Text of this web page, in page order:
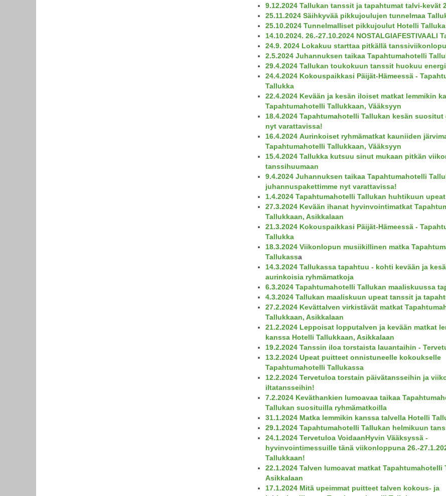
9.12.2024 Tallukan tanssit ja tapahtumat talvi-kevät
25.11.2024 Säihkyvää pikkujoulujen tunnelmaa
25.10.2024 Tunnelmalliset pikkujoulut Hotelli
14.10.2024.26.-27.10.2024 NOSTALGIAFESTIVAALI
24.9. 2024 Lokakuu starttaa pitkällä
2.5.2024 Juhannuksen taikaa Tapahtumahotelli
29.4.2024 Tallukan toukokuun tanssit huokuu
24.4.2024 Kokouspaikkasi Päijät-Hämeessä -
Tallukka
22.4.2024 Kevään ja kesän iloiset matkat lemmikin
Tapahtumahotelli Tallukkaan, Vääksyyn
18.4.2024 Tapahtumahotelli Tallukan kesän
nyt varattavissa!
16.4.2024 Aurinkoiset ryhmämatkat kauniiden
Tapahtumahotelli Tallukkaan, Vääksyyn
15.4.2024 Tallukka kutsuu sinut mukaan pitkän
tanssihuumaan
9.4.2024 Juhannuksen taikaa Tapahtumahotelli
juhannuspakettimme nyt varattavissa!
1.4.2024 Tapahtumahotelli Tallukan huhtikuun
27.3.2024 Kevään ihanat hyvinvointimatkat
Tallukkaan, Asikkalaan
21.3.2024 Kokouspaikkasi Päijät-Hämeessä -
Tallukka
18.3.2024 Viikonlopun musiikillinen matka
Tallukassa
14.3.2024 Tallukassa tapahtuu - kohti kevään ja
aurinkoisia ryhmämatkoja
6.3.2024 Tapahtumahotelli Tallukan maaliskuussa
4.3.2024 Tallukan maaliskuun upeat tanssit ja
27.2.2024 Kevättalven virkistävät matkat
Tallukkaan, Asikkalaan
21.2.2024 Leppoisat lopputalven ja kevään matkat
kanssa Hotelli Tallukkaan, Asikkalaan
19.2.2024 Tanssin iloa torstaista lauantaihin -
13.2.2024 Upeat puitteet onnistuneelle kokoukselle
Tapahtumahotelli Tallukassa
12.2.2024 Tervetuloa torstain päivätansseihin ja
iltatansseihin!
7.2.2024 Keväthankien lumoavaa taikaa
Tallukan suosituilla ryhmämatkoilla
31.1.2024 Matka lemmikin kanssa talvella Hotelli
29.1.2024 Tapahtumahotelli Tallukan helmikuun
24.1.2024 Tervetuloa VoidaanHyvin Vääksyssä -
hyvinvointimessuille tänä viikonloppuna 26.-
Tallukkaan!
22.1.2024 Talven lumoavat matkat Tapahtumahotelli
Asikkalaan
17.1.2024 Mitä upeimmat puitteet talven kokous- ja